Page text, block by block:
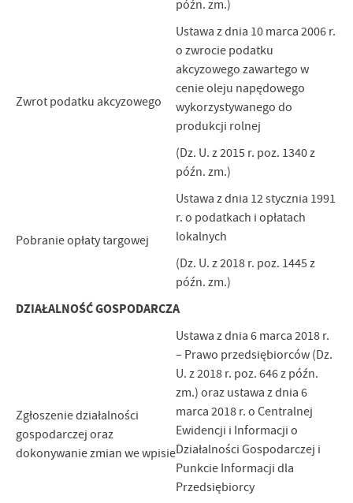
późn. zm.)
Zwrot podatku akcyzowego
Ustawa z dnia 10 marca 2006 r.
o zwrocie podatku
akcyzowego zawartego w
cenie oleju napędowego
wykorzystywanego do
produkcji rolnej
(Dz. U. z 2015 r. poz. 1340 z
późn. zm.)
Pobranie opłaty targowej
Ustawa z dnia 12 stycznia 1991
r. o podatkach i opłatach
lokalnych
(Dz. U. z 2018 r. poz. 1445 z
późn. zm.)
DZIAŁALNOŚĆ GOSPODARCZA
Zgłoszenie działalności
gospodarczej oraz
dokonywanie zmian we wpisie
Ustawa z dnia 6 marca 2018 r.
– Prawo przedsiębiorców (Dz.
U. z 2018 r. poz. 646 z późn.
zm.) oraz ustawa z dnia 6
marca 2018 r. o Centralnej
Ewidencji i Informacji o
Działalności Gospodarczej i
Punkcie Informacji dla
Przedsiębiorcy